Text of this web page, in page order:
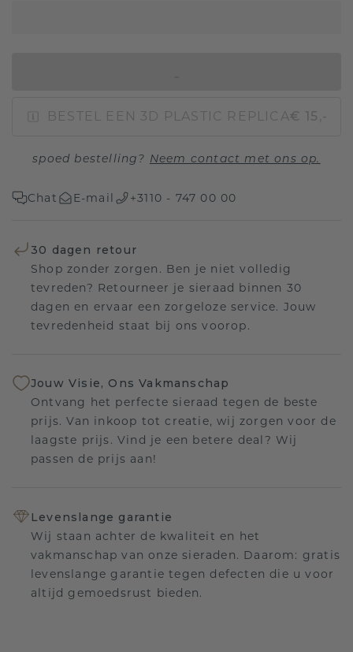
BESTEL EEN 3D PLASTIC REPLICA€ 15,-
spoed bestelling? Neem contact met ons op.
Chat E-mail +3110 - 747 00 00
30 dagen retour
Shop zonder zorgen. Ben je niet volledig
tevreden? Retourneer je sieraad binnen 30
dagen en ervaar een zorgeloze service. Jouw
tevredenheid staat bij ons voorop.
Jouw Visie, Ons Vakmanschap
Ontvang het perfecte sieraad tegen de beste
prijs. Van inkoop tot creatie, wij zorgen voor de
laagste prijs. Vind je een betere deal? Wij
passen de prijs aan!
Levenslange garantie
Wij staan achter de kwaliteit en het
vakmanschap van onze sieraden. Daarom: gratis
levenslange garantie tegen defecten die u voor
altijd gemoedsrust bieden.